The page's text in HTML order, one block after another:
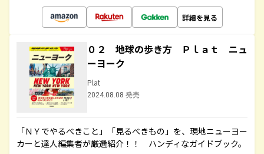
詳細を見る
０２ 地球の歩き方 Ｐｌａｔ ニュ
ーヨーク
Plat
2024.08.08 発売
「ＮＹでやるべきこと」「見るべきもの」を、現地ニューヨー
カーと達人編集者が厳選紹介！！ ハンディなガイドブック。